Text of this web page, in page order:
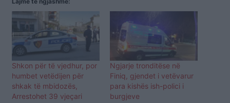
Shkon për të vjedhur, por
humbet vetëdijen për
shkak të mbidozës,
Arrestohet 39 vjeçari
Ngjarje tronditëse në
Finiq, gjendet i vetëvarur
para kishës ish-polici i
burgjeve